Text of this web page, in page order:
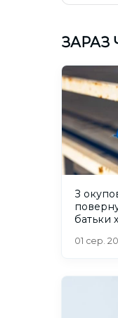
ЗАРАЗ
З
батьки
01 сер.